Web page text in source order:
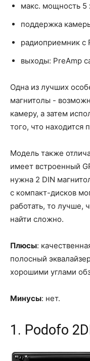
макс. мощность 5
поддержка
радиоприемник с
выходы: PreAmp
Одна из лучших
магнитолы -
камеру, а затем
того, что находится
Модель также
имеет встроенный
нужна 2 DIN
с компакт-дисков
работать, то лучше,
найти сложно.
Плюсы:
полосный
хорошими углами
Минусы: нет.
1. Podofo